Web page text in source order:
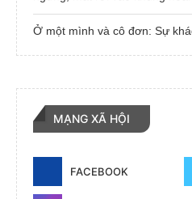
Ở một mình và cô đơn: Sự
MẠNG XÃ HỘI
FACEBOOK